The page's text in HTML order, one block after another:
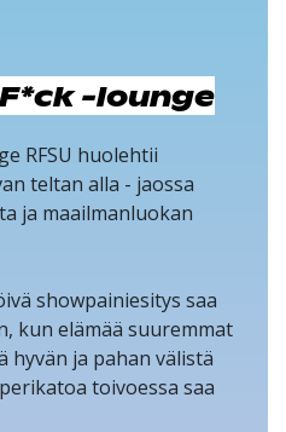
F*ck -lounge
RFSU huolehtii
teltan alla - jaossa
ja maailmanluokan
showpainiesitys saa
kun elämää suuremmat
hyvän ja pahan välistä
toivoessa saa